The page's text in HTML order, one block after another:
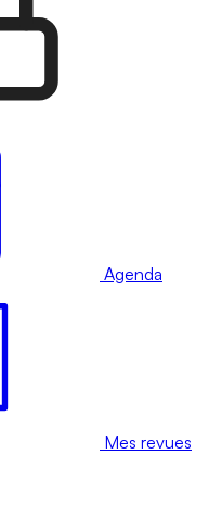
Agenda
Mes revues